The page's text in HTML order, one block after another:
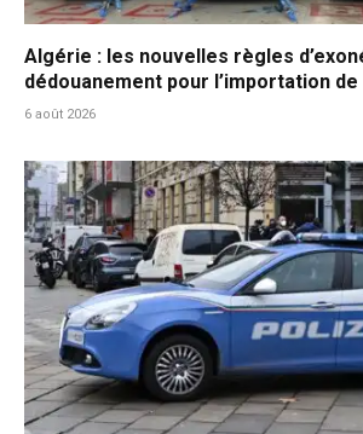
Algérie : les nouvelles règles
dédouanement pour l’importation
6 août 2026